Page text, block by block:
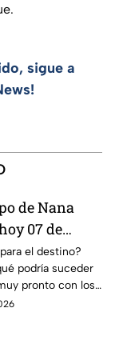
sigue a
de Nana
07 de
signos
de estar
pronto de
y
el destino?
podría suceder
pronto con los
Nana Calistar;